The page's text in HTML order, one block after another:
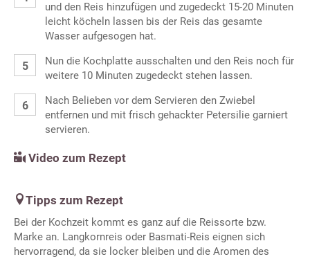
und den Reis hinzufügen und zugedeckt 15-20 Minuten
leicht köcheln lassen bis der Reis das gesamte
Wasser aufgesogen hat.
Nun die Kochplatte ausschalten und den Reis noch für
weitere 10 Minuten zugedeckt stehen lassen.
Nach Belieben vor dem Servieren den Zwiebel
entfernen und mit frisch gehackter Petersilie garniert
servieren.
Video zum Rezept
Tipps zum Rezept
Bei der Kochzeit kommt es ganz auf die Reissorte bzw.
Marke an. Langkornreis oder Basmati-Reis eignen sich
hervorragend, da sie locker bleiben und die Aromen des